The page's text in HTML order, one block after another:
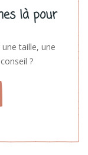
là pour
taille, une
?